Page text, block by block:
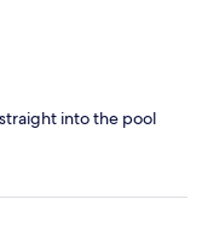
into the pool